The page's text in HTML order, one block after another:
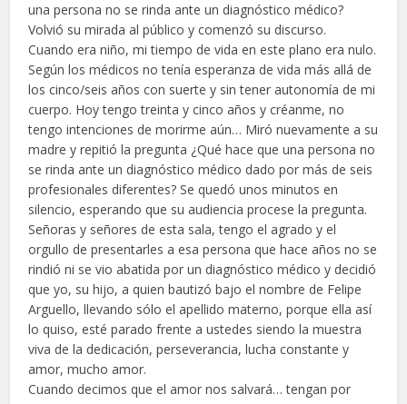
una persona no se rinda ante un diagnóstico médico?
Volvió su mirada al público y comenzó su discurso.
Cuando era niño, mi tiempo de vida en este plano era nulo.
Según los médicos no tenía esperanza de vida más allá de
los cinco/seis años con suerte y sin tener autonomía de mi
cuerpo. Hoy tengo treinta y cinco años y créanme, no
tengo intenciones de morirme aún… Miró nuevamente a su
madre y repitió la pregunta ¿Qué hace que una persona no
se rinda ante un diagnóstico médico dado por más de seis
profesionales diferentes? Se quedó unos minutos en
silencio, esperando que su audiencia procese la pregunta.
Señoras y señores de esta sala, tengo el agrado y el
orgullo de presentarles a esa persona que hace años no se
rindió ni se vio abatida por un diagnóstico médico y decidió
que yo, su hijo, a quien bautizó bajo el nombre de Felipe
Arguello, llevando sólo el apellido materno, porque ella así
lo quiso, esté parado frente a ustedes siendo la muestra
viva de la dedicación, perseverancia, lucha constante y
amor, mucho amor.
Cuando decimos que el amor nos salvará… tengan por